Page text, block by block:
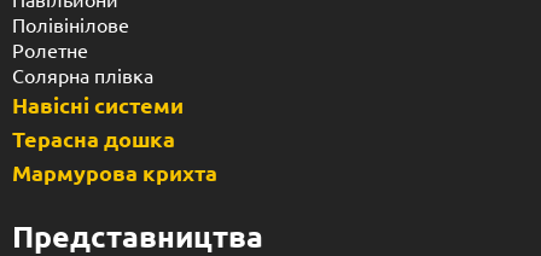
Полівінілове
Ролетне
Солярна плівка
Навісні системи
Терасна дошка
Мармурова крихта
Представництва